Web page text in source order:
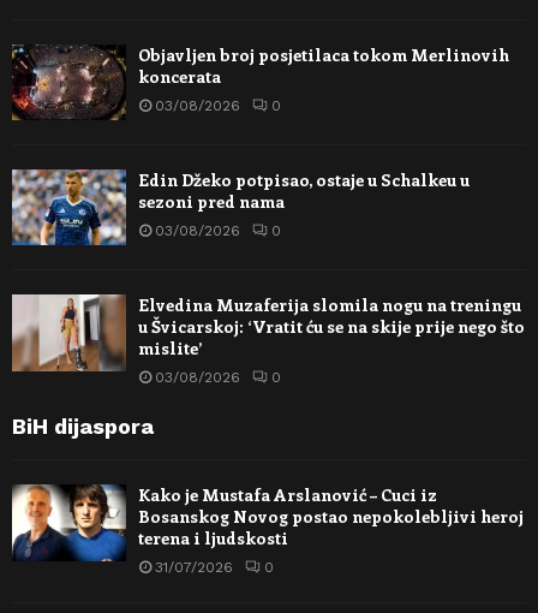
Objavljen broj posjetilaca tokom Merlinovih
koncerata
03/08/2026 0
Edin Džeko potpisao, ostaje u Schalkeu u
sezoni pred nama
03/08/2026 0
Elvedina Muzaferija slomila nogu na treningu
u Švicarskoj: ‘Vratit ću se na skije prije nego što
mislite’
03/08/2026 0
BiH dijaspora
Kako je Mustafa Arslanović – Cuci iz
Bosanskog Novog postao nepokolebljivi heroj
terena i ljudskosti
31/07/2026 0